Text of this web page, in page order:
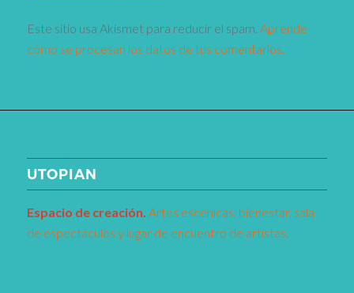
Este sitio usa Akismet para reducir el spam. Aprende
cómo se procesan los datos de tus comentarios.
UTOPIAN
Espacio de creación. Artes escénicas, bienestar, sala
de espectáculos y lugar de encuentro de artistas.